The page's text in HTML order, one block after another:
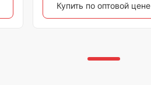
Купить по оптовой цене